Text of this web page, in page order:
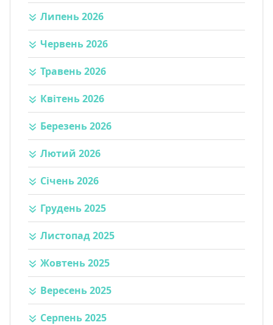
Липень 2026
Червень 2026
Травень 2026
Квітень 2026
Березень 2026
Лютий 2026
Січень 2026
Грудень 2025
Листопад 2025
Жовтень 2025
Вересень 2025
Серпень 2025